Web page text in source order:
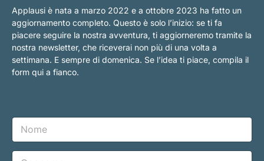
Applausi è nata a marzo 2022 e a ottobre 2023 ha fatto un
aggiornamento completo. Questo è solo l’inizio: se ti fa
piacere seguire la nostra avventura, ti aggiorneremo tramite la
nostra newsletter, che riceverai non più di una volta a
settimana. E sempre di domenica. Se l’idea ti piace, compila il
form qui a fianco.
N
m
e
C